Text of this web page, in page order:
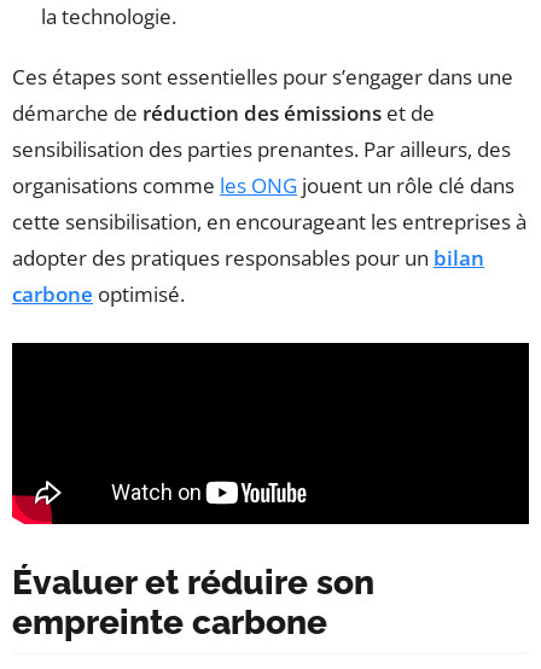
la technologie.
Ces étapes sont essentielles pour s’engager dans une
démarche de réduction des émissions et de
sensibilisation des parties prenantes. Par ailleurs, des
organisations comme les ONG jouent un rôle clé dans
cette sensibilisation, en encourageant les entreprises à
adopter des pratiques responsables pour un bilan
carbone optimisé.
Évaluer et réduire son
empreinte carbone